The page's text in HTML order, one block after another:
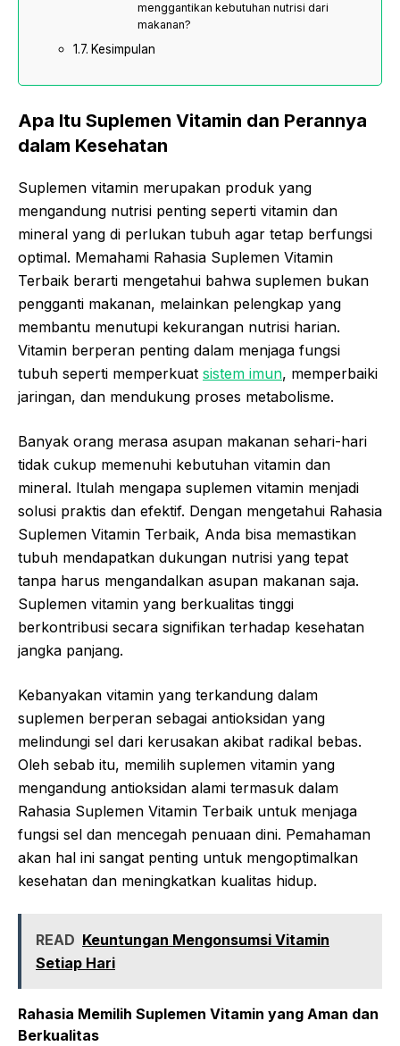
menggantikan kebutuhan nutrisi dari
makanan?
Kesimpulan
Apa Itu Suplemen Vitamin dan Perannya
dalam Kesehatan
Suplemen vitamin merupakan produk yang
mengandung nutrisi penting seperti vitamin dan
mineral yang di perlukan tubuh agar tetap berfungsi
optimal. Memahami Rahasia Suplemen Vitamin
Terbaik berarti mengetahui bahwa suplemen bukan
pengganti makanan, melainkan pelengkap yang
membantu menutupi kekurangan nutrisi harian.
Vitamin berperan penting dalam menjaga fungsi
tubuh seperti memperkuat sistem imun, memperbaiki
jaringan, dan mendukung proses metabolisme.
Banyak orang merasa asupan makanan sehari-hari
tidak cukup memenuhi kebutuhan vitamin dan
mineral. Itulah mengapa suplemen vitamin menjadi
solusi praktis dan efektif. Dengan mengetahui Rahasia
Suplemen Vitamin Terbaik, Anda bisa memastikan
tubuh mendapatkan dukungan nutrisi yang tepat
tanpa harus mengandalkan asupan makanan saja.
Suplemen vitamin yang berkualitas tinggi
berkontribusi secara signifikan terhadap kesehatan
jangka panjang.
Kebanyakan vitamin yang terkandung dalam
suplemen berperan sebagai antioksidan yang
melindungi sel dari kerusakan akibat radikal bebas.
Oleh sebab itu, memilih suplemen vitamin yang
mengandung antioksidan alami termasuk dalam
Rahasia Suplemen Vitamin Terbaik untuk menjaga
fungsi sel dan mencegah penuaan dini. Pemahaman
akan hal ini sangat penting untuk mengoptimalkan
kesehatan dan meningkatkan kualitas hidup.
READ Keuntungan Mengonsumsi Vitamin
Setiap Hari
Rahasia Memilih Suplemen Vitamin yang Aman dan
Berkualitas